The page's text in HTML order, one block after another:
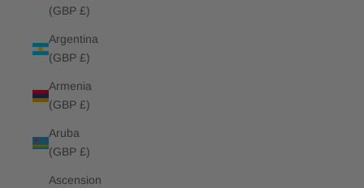
(GBP £)
Argentina
(GBP £)
Armenia
(GBP £)
Aruba
(GBP £)
Ascension